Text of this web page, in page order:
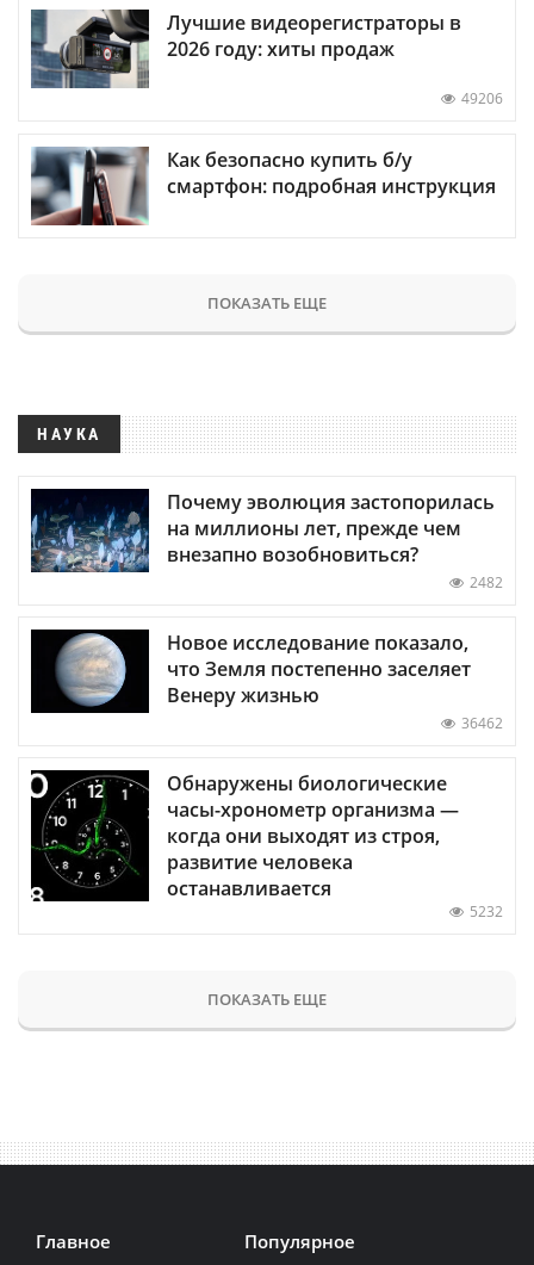
Лучшие видеорегистраторы в
2026 году: хиты продаж
49206
Как безопасно купить б/у
смартфон: подробная инструкция
ПОКАЗАТЬ ЕЩЕ
НАУКА
Почему эволюция застопорилась
на миллионы лет, прежде чем
внезапно возобновиться?
2482
Новое исследование показало,
что Земля постепенно заселяет
Венеру жизнью
36462
Обнаружены биологические
часы-хронометр организма —
когда они выходят из строя,
развитие человека
останавливается
5232
ПОКАЗАТЬ ЕЩЕ
Главное Популярное